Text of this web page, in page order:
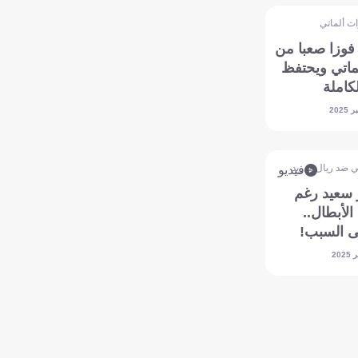
ألماتي
فوزا صعبا من
ويحتفظ
ضد ريال مدريدفيديو
سعيد رغم
السبب!